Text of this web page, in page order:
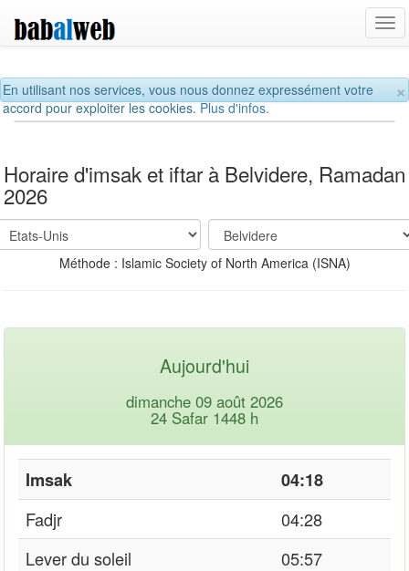
×
En utilisant nos services, vous nous donnez expressément votre
accord pour exploiter les cookies.Plus d'infos.
Horaire d'imsak et iftar à Belvidere, Ramadan
2026
Méthode : Islamic Society of North America (ISNA)
Aujourd'hui
dimanche 09 août 2026
24 Safar 1448 h
Imsak
04:18
Fadjr
04:28
Lever du soleil
05:57